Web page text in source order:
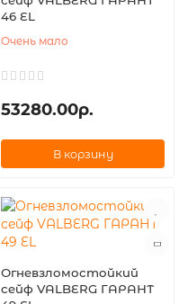
46 EL
Очень мало
53280.00р.
В корзину
Огневзломостойкий
сейф VALBERG ГАРАНТ